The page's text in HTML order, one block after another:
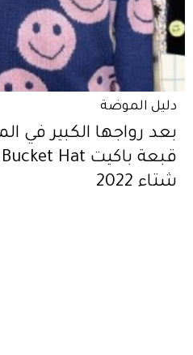
دليل الموضة
بعد رواجها الكبير في
شتاء 2022